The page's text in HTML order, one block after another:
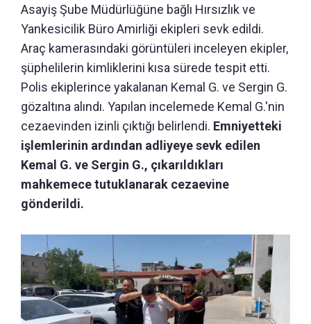
Asayiş Şube Müdürlüğüne bağlı Hırsızlık ve
Yankesicilik Büro Amirliği ekipleri sevk edildi.
Araç kamerasındaki görüntüleri inceleyen ekipler,
şüphelilerin kimliklerini kısa sürede tespit etti.
Polis ekiplerince yakalanan Kemal G. ve Sergin G.
gözaltına alındı. Yapılan incelemede Kemal G.'nin
cezaevinden izinli çıktığı belirlendi. Emniyetteki
işlemlerinin ardından adliyeye sevk edilen
Kemal G. ve Sergin G., çıkarıldıkları
mahkemece tutuklanarak cezaevine
gönderildi.